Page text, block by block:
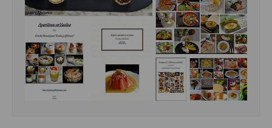
Cocina Hungara
Cocina Irlanda
Cocina Italiana
Cocina Luxemburgo